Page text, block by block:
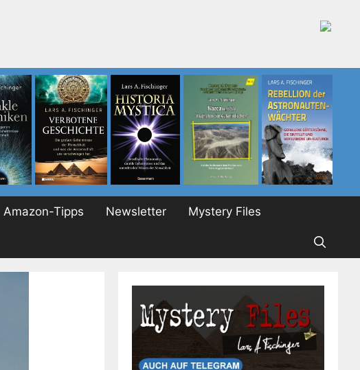
Amazon-Tipps Newsletter Mystery Files